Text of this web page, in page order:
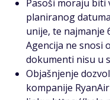
Pasoši moraju biti
planiranog
unije, te najmanje
Agencija ne snosi
dokumenti nisu u
Objašnjenje
kompanije